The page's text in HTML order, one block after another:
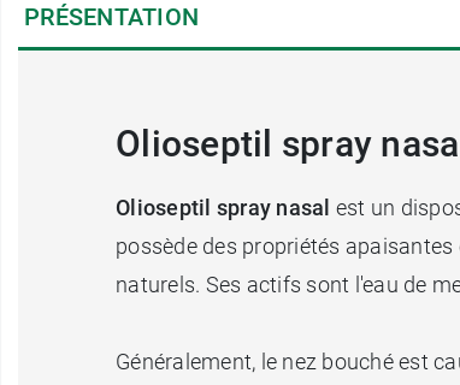
PRÉSENTATION
Olioseptil spray
Olioseptil spray nasal est un
possède des propriétés
naturels. Ses actifs sont l'eau de
Généralement, le nez bouché est